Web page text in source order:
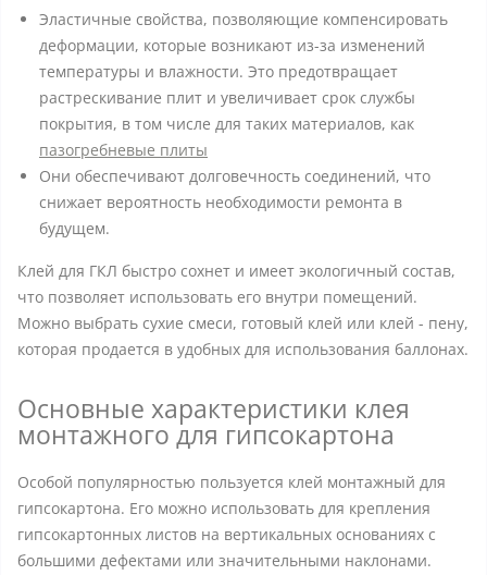
Эластичные свойства, позволяющие компенсировать
деформации, которые возникают из-за изменений
температуры и влажности. Это предотвращает
растрескивание плит и увеличивает срок службы
покрытия, в том числе для таких материалов, как
пазогребневые плиты
Они обеспечивают долговечность соединений, что
снижает вероятность необходимости ремонта в
будущем.
Клей для ГКЛ быстро сохнет и имеет экологичный состав,
что позволяет использовать его внутри помещений.
Можно выбрать сухие смеси, готовый клей или клей - пену,
которая продается в удобных для использования баллонах.
Основные характеристики клея
монтажного для гипсокартона
Особой популярностью пользуется клей монтажный для
гипсокартона. Его можно использовать для крепления
гипсокартонных листов на вертикальных основаниях с
большими дефектами или значительными наклонами.